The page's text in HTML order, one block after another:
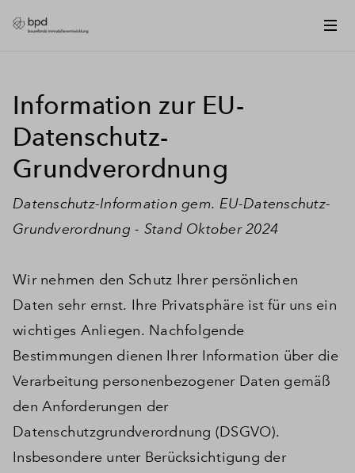
Information zur EU-
Datenschutz-
Grundverordnung
Datenschutz-Information gem. EU-Datenschutz-
Grundverordnung - Stand Oktober 2024
Wir nehmen den Schutz Ihrer persönlichen
Daten sehr ernst. Ihre Privatsphäre ist für uns ein
wichtiges Anliegen. Nachfolgende
Bestimmungen dienen Ihrer Information über die
Verarbeitung personenbezogener Daten gemäß
den Anforderungen der
Datenschutzgrundverordnung (DSGVO).
Insbesondere unter Berücksichtigung der